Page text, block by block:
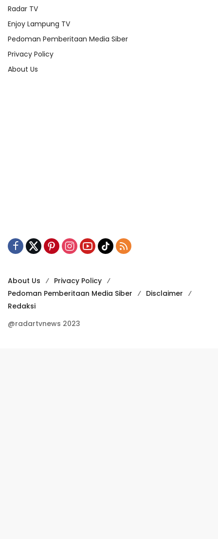
Radar TV
Enjoy Lampung TV
Pedoman Pemberitaan Media Siber
Privacy Policy
About Us
About Us
Privacy Policy
Pedoman Pemberitaan Media Siber
Disclaimer
Redaksi
@radartvnews 2023